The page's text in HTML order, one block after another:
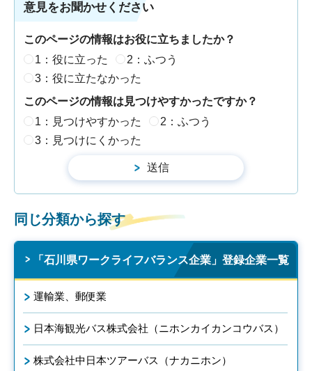
意見をお聞かせください
このページの情報はお役に立ちましたか？
1：役に立った
2：ふつう
3：役に立たなかった
このページの情報は見つけやすかったですか？
1：見つけやすかった
2：ふつう
3：見つけにくかった
同じ分類から探す
「石川県ワークライフバランス企業」登録企業一覧
運輸業、郵便業
日本海観光バス株式会社（ニホンカイカンコウバス）
株式会社中日本ツアーバス（ナカニホン）